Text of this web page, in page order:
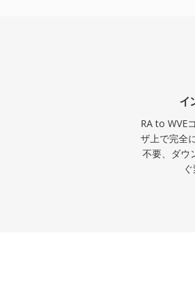
イ
RA to WVE
ザ上で完全
不要、ダウ